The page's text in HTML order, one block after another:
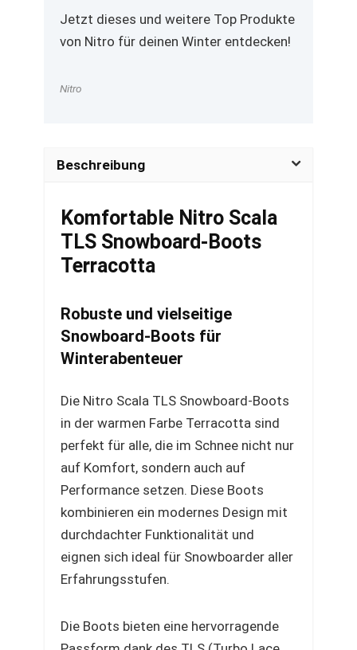
Jetzt dieses und weitere Top Produkte
von Nitro für deinen Winter entdecken!
Nitro
Beschreibung
Komfortable Nitro Scala
TLS Snowboard-Boots
Terracotta
Robuste und vielseitige
Snowboard-Boots für
Winterabenteuer
Die Nitro Scala TLS Snowboard-Boots
in der warmen Farbe Terracotta sind
perfekt für alle, die im Schnee nicht nur
auf Komfort, sondern auch auf
Performance setzen. Diese Boots
kombinieren ein modernes Design mit
durchdachter Funktionalität und
eignen sich ideal für Snowboarder aller
Erfahrungsstufen.
Die Boots bieten eine hervorragende